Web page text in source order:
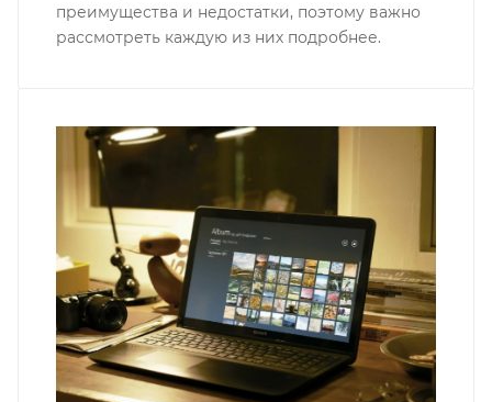
преимущества и недостатки, поэтому важно
рассмотреть каждую из них подробнее.